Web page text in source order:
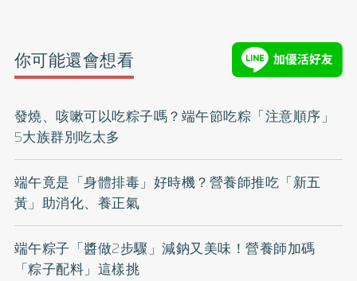
你可能還會想看
發燒、咳嗽可以吃粽子嗎？端午節吃粽「注意順序」
5大族群別吃太多
端午竟是「身體排毒」好時機？營養師推吃「新五
黃」助消化、養正氣
端午粽子「醬做2步驟」減鈉又美味！營養師加碼
「粽子配料」這樣挑